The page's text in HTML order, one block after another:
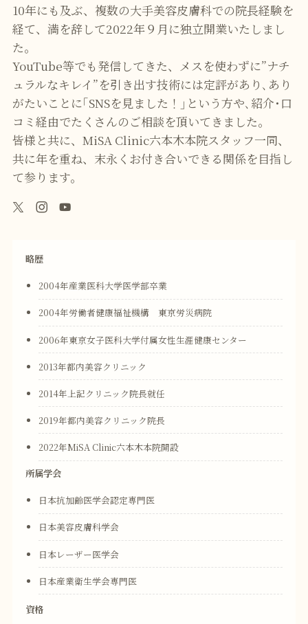
10年にも及ぶ、複数の大手美容皮膚科での院長経験を
経て、満を辞して2022年９月に独立開業いたしまし
た。
YouTube等でも発信してきた、メスを使わずに”ナチ
ュラルなキレイ”を引き出す技術には定評があり､あり
がたいことに｢SNSを見ました！｣という方や､紹介･口
コミ経由でたくさんのご相談を頂いてきました｡
皆様と共に、MiSA Clinic六本木本院スタッフ一同、
共に年を重ね、末永くお付き合いできる関係を目指し
て参ります。
略歴
2004年産業医科大学医学部卒業
2004年労働者健康福祉機構 東京労災病院
2006年東京女子医科大学付属女性生涯健康センター
2013年都内美容クリニック
2014年上記クリニック院長就任
2019年都内美容クリニック院長
2022年MiSA Clinic六本木本院開設
所属学会
日本抗加齢医学会認定専門医
日本美容皮膚科学会
日本レーザー医学会
日本産業衛生学会専門医
資格